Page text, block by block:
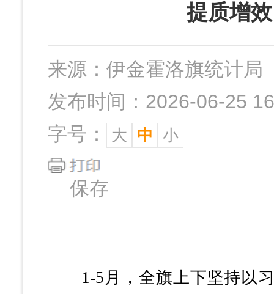
提质增效
来源： 伊金霍洛旗统计局
发布时间：2026-06-25
字号：
大 中 小
保存
1-5月，全旗上下坚持以习